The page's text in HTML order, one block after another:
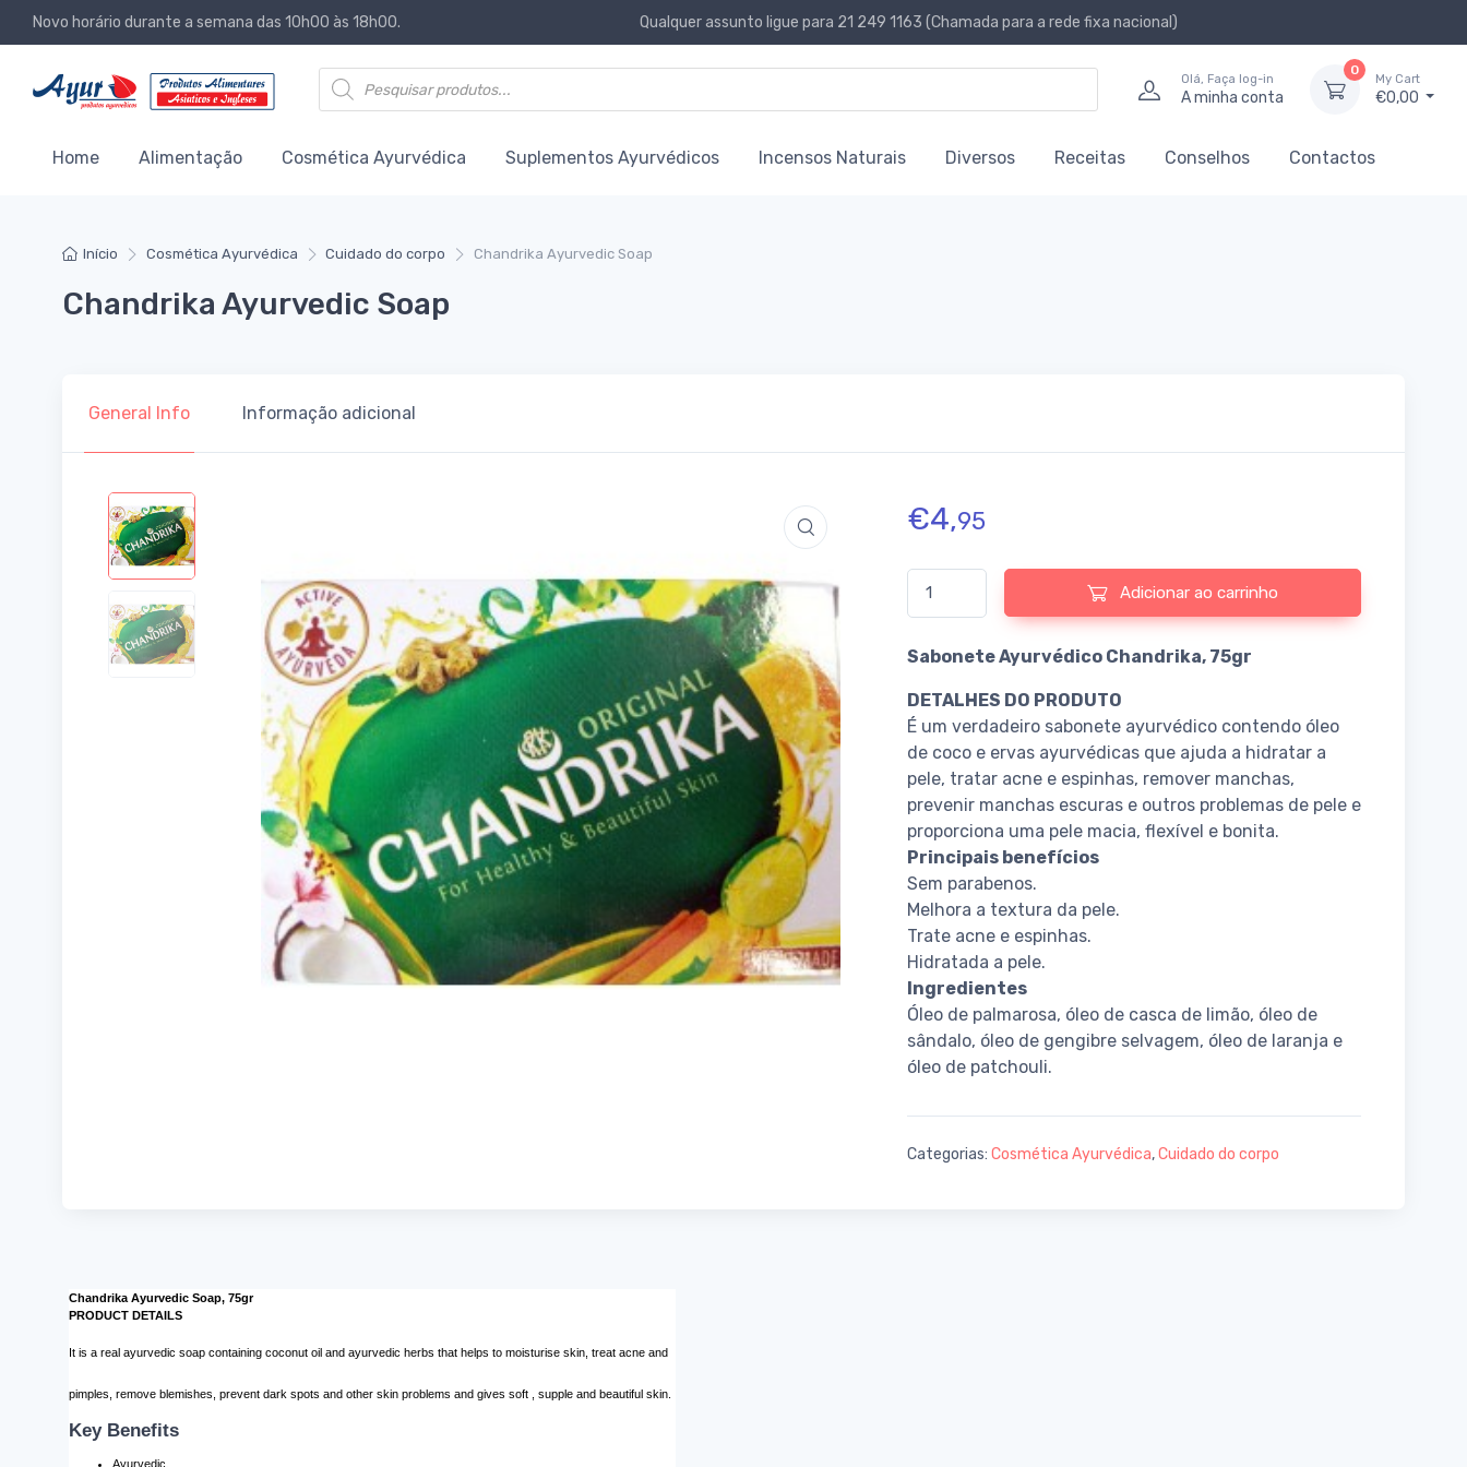
Novo horário durante a semana das 10h00 às 18h00. Qualquer assunto ligue para 21 249 1163 (Chamada para a rede fixa nacional)
Products search Olá, Faça log-in
A minha conta
0
My Cart
€0,00
Home Alimentação Cosmética Ayurvédica Suplementos Ayurvédicos Incensos Naturais Diversos Receitas Conselhos Contactos
Início Cosmética Ayurvédica Cuidado do corpo Chandrika Ayurvedic Soap
Chandrika Ayurvedic Soap
General Info Informação adicional
€4,95
Quantidade de Chandrika Ayurvedic Soap
Adicionar ao carrinho
Sabonete Ayurvédico Chandrika, 75gr
DETALHES DO PRODUTO
É um verdadeiro sabonete ayurvédico contendo óleo
de coco e ervas ayurvédicas que ajuda a hidratar a
pele, tratar acne e espinhas, remover manchas,
prevenir manchas escuras e outros problemas de pele e
proporciona uma pele macia, flexível e bonita.
Principais benefícios
Sem parabenos.
Melhora a textura da pele.
Trate acne e espinhas.
Hidratada a pele.
Ingredientes
Óleo de palmarosa, óleo de casca de limão, óleo de
sândalo, óleo de gengibre selvagem, óleo de laranja e
óleo de patchouli.
Categorias: Cosmética Ayurvédica,Cuidado do corpo
Chandrika Ayurvedic Soap, 75gr
PRODUCT DETAILS
It is a real ayurvedic soap containing coconut oil and ayurvedic herbs that helps to moisturise skin, treat acne and
pimples, remove blemishes, prevent dark spots and other skin problems and gives soft , supple and beautiful skin.
Key Benefits
Ayurvedic.